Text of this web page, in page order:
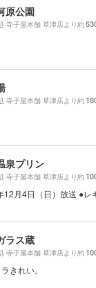
原公園
寺子屋本舗 草津店より約
寺子屋本舗 草津店より約
泉プリン
寺子屋本舗 草津店より約
12月4日（日）放送 ●レ
ラス蔵
寺子屋本舗 草津店より約
きれい。